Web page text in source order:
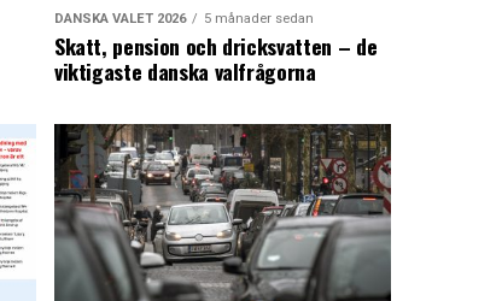
DANSKA VALET 2026 5 månader sedan
Skatt, pension och dricksvatten – de
viktigaste danska valfrågorna